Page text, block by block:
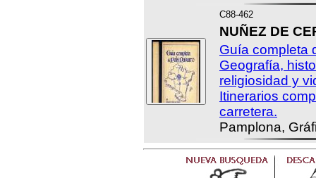
C88-462
NUÑEZ DE
Guía completa
Geografía,
religiosidad y
Itinerarios
carretera.
Pamplona,